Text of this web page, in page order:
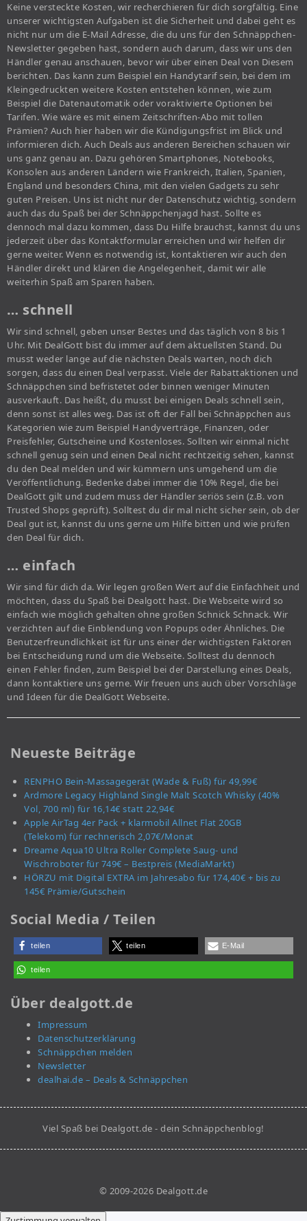
Keine versteckte Kosten, wir recherchieren für dich sorgfältig. Eine
unserer wichtigsten Aufgaben ist die Sicherheit und dabei geht es
nicht nur um die E-Mail Adresse, die du uns für den Schnäppchen-
Newsletter gegeben hast, sondern auch darum, dass wir uns den
Händler genau anschauen, bevor wir über einen Deal von Diesem
berichten. Das kann zum Beispiel ein Handytarif sein, bei dem im
Kleingedruckten weitere Kosten entstehen können, wie zum
Beispiel die Datenautomatik oder voraktivierte Optionen bei
Tarifen. Wie wäre es mit einem Zeitschriften-Abo mit tollen
Prämien? Auch hier haben wir die Kündigungsfrist im Blick und
informieren dich. Auch Deals aus anderen Bereichen schauen wir
uns ganz genau an. Dazu gehören Smartphones, Notebooks,
Konsolen aus anderen Ländern wie Frankreich, Italien, Spanien,
England und besonders China, mit den vielen Gadgets zu sehr
guten Preisen. Uns ist nicht nur der Datenschutz wichtig, sondern
auch das du Spaß bei der Schnäppchenjagd hast. Sollte es
dennoch mal dazu kommen, dass Du Hilfe brauchst, kannst du uns
jederzeit über das Kontaktformular erreichen und wir helfen dir
gerne weiter. Wenn es notwendig ist, kontaktieren wir auch den
Händler direkt und klären die Angelegenheit, damit wir alle
weiterhin Spaß am Sparen haben.
… schnell
Wir sind schnell, geben unser Bestes und das täglich von 8 bis 1
Uhr. Mit DealGott bist du immer auf dem aktuellsten Stand. Du
musst weder lange auf die nächsten Deals warten, noch dich
sorgen, dass du einen Deal verpasst. Viele der Rabattaktionen und
Schnäppchen sind befristetet oder binnen weniger Minuten
ausverkauft. Das heißt, du musst bei einigen Deals schnell sein,
denn sonst ist alles weg. Das ist oft der Fall bei Schnäppchen aus
Kategorien wie zum Beispiel Handyverträge, Finanzen, oder
Preisfehler, Gutscheine und Kostenloses. Sollten wir einmal nicht
schnell genug sein und einen Deal nicht rechtzeitig sehen, kannst
du den Deal melden und wir kümmern uns umgehend um die
Veröffentlichung. Bedenke dabei immer die 10% Regel, die bei
DealGott gilt und zudem muss der Händler seriös sein (z.B. von
Trusted Shops geprüft). Solltest du dir mal nicht sicher sein, ob der
Deal gut ist, kannst du uns gerne um Hilfe bitten und wie prüfen
den Deal für dich.
… einfach
Wir sind für dich da. Wir legen großen Wert auf die Einfachheit und
möchten, dass du Spaß bei Dealgott hast. Die Webseite wird so
einfach wie möglich gehalten ohne großen Schnick Schnack. Wir
verzichten auf die Einblendung von Popups oder Ähnliches. Die
Benutzerfreundlichkeit ist für uns einer der wichtigsten Faktoren
bei Entscheidung rund um die Webseite. Solltest du dennoch
einen Fehler finden, zum Beispiel bei der Darstellung eines Deals,
dann kontaktiere uns gerne. Wir freuen uns auch über Vorschläge
und Ideen für die DealGott Webseite.
Neueste Beiträge
RENPHO Bein-Massagegerät (Wade & Fuß) für 49,99€
Ardmore Legacy Highland Single Malt Scotch Whisky (40%
Vol, 700 ml) für 16,14€ statt 22,94€
Apple AirTag 4er Pack + klarmobil Allnet Flat 20GB
(Telekom) für rechnerisch 2,07€/Monat
Dreame Aqua10 Ultra Roller Complete Saug- und
Wischroboter für 749€ – Bestpreis (MediaMarkt)
HÖRZU mit Digital EXTRA im Jahresabo für 174,40€ + bis zu
145€ Prämie/Gutschein
Social Media / Teilen
teilen teilen E-Mail
teilen
Über dealgott.de
Impressum
Datenschutzerklärung
Schnäppchen melden
Newsletter
dealhai.de – Deals & Schnäppchen
Viel Spaß bei Dealgott.de - dein Schnäppchenblog!
© 2009-2026 Dealgott.de